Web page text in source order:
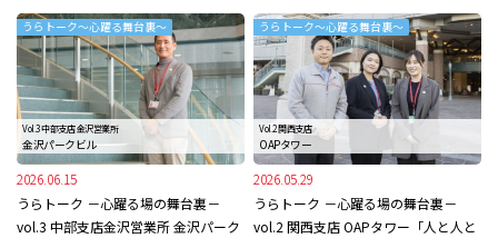
うらトーク～心躍る舞台裏～
Vol.3 中部支店 金沢営業所
金沢パークビル
2026.06.15
うらトーク －心躍る場の舞台裏－
vol.3 中部支店金沢営業所 金沢パーク
うらトーク～心躍る舞台裏～
Vol.2 関西支店
OAPタワー
2026.05.29
うらトーク －心躍る場の舞台裏－
vol.2 関西支店 OAPタワー「人と人と